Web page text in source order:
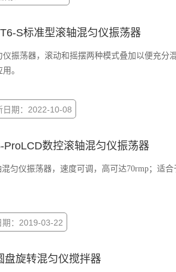
S标准型滚轴混匀仪振荡器
振荡器，滚动和摇摆两种模式叠加以便充分
。
日期：2022-10-08
数控滚轴混匀仪振荡器
匀仪振荡器，速度可调，高可达70rmp；适
期：2019-03-22
盘旋转混匀仪搅拌器